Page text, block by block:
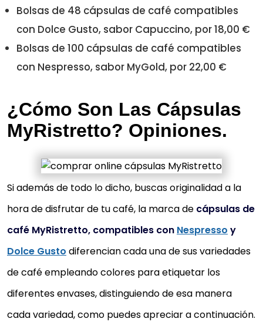
Bolsas de 48 cápsulas de café compatibles
con Dolce Gusto, sabor Capuccino, por 18,00 €
Bolsas de 100 cápsulas de café compatibles
con Nespresso, sabor MyGold, por 22,00 €
¿Cómo Son Las Cápsulas
MyRistretto? Opiniones.
Si además de todo lo dicho, buscas originalidad a la
hora de disfrutar de tu café, la marca de cápsulas de
café MyRistretto, compatibles con Nespresso y
Dolce Gusto diferencian cada una de sus variedades
de café empleando colores para etiquetar los
diferentes envases, distinguiendo de esa manera
cada variedad, como puedes apreciar a continuación.